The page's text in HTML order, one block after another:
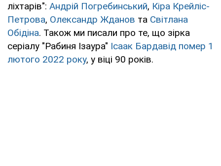
ліхтарів": Андрій Погребинський, Кіра Крейліс-
Петрова, Олександр Жданов та Світлана
Обідіна. Також ми писали про те, що зірка
серіалу "Рабиня Ізаура" Ісаак Бардавід помер 1
лютого 2022 року, у віці 90 років.